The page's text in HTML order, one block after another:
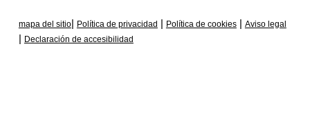
mapa del sitio| Política de privacidad | Política de cookies| Aviso legal
| Declaración de accesibilidad